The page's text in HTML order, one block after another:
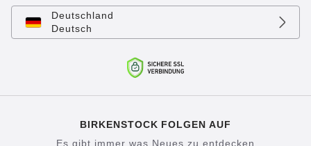
Deutschland
Deutsch
BIRKENSTOCK FOLGEN AUF
Es gibt immer was Neues zu entdecken